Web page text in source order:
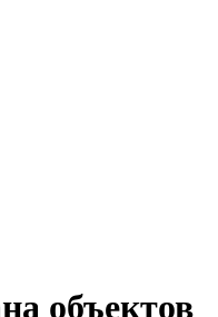
объектов